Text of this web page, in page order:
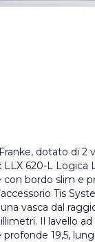
dotato di 2
620-L Logica
con bordo slim e
Tis
vasca dal
Il lavello ad
19,5,